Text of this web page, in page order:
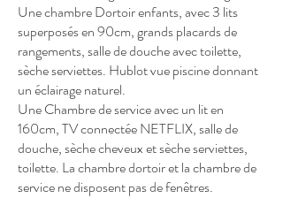
Une chambre Dortoir enfants, avec 3 lits
superposés en 90cm, grands placards de
rangements, salle de douche avec toilette,
sèche serviettes. Hublot vue piscine donnant
un éclairage naturel.
Une Chambre de service avec un lit en
160cm, TV connectée NETFLIX, salle de
douche, sèche cheveux et sèche serviettes,
toilette. La chambre dortoir et la chambre de
service ne disposent pas de fenêtres.